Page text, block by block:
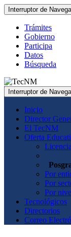
Interruptor de
Trámites
Gobierno
Participa
Datos
Búsqueda
Interruptor de
Inicio
Director
El TecNM
Oferta
Por
Por
Por
Tecnológicos
Directorios
Correo